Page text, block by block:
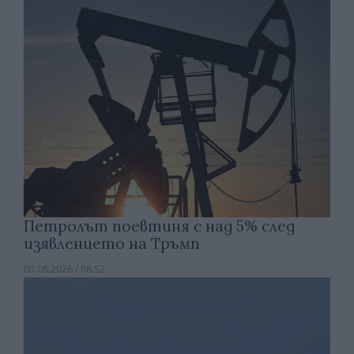
Петролът поевтиня с над 5% след
изявлението на Тръмп
03.08.2026 / 08:52